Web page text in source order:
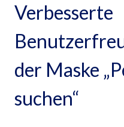
Verbesserte
der Maske
suchen“